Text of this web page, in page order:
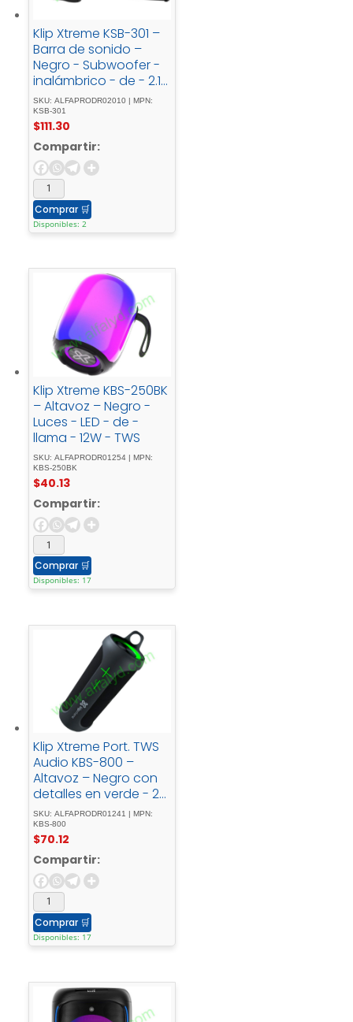
Klip Xtreme KSB-301 –
Barra de sonido –
Negro - Subwoofer -
inalámbrico - de - 2.1 -
canales - y - 200 - W
SKU: ALFAPRODR02010 | MPN:
KSB-301
$111.30
Compartir:
Comprar 🛒
Disponibles: 2
Klip Xtreme KBS-250BK
– Altavoz – Negro -
Luces - LED - de -
llama - 12W - TWS
SKU: ALFAPRODR01254 | MPN:
KBS-250BK
$40.13
Compartir:
Comprar 🛒
Disponibles: 17
Klip Xtreme Port. TWS
Audio KBS-800 –
Altavoz – Negro con
detalles en verde - 20
- WIPX7
SKU: ALFAPRODR01241 | MPN:
KBS-800
$70.12
Compartir:
Comprar 🛒
Disponibles: 17